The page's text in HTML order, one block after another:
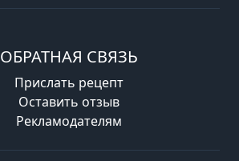
ОБРАТНАЯ СВЯЗЬ
Прислать рецепт
Оставить отзыв
Рекламодателям